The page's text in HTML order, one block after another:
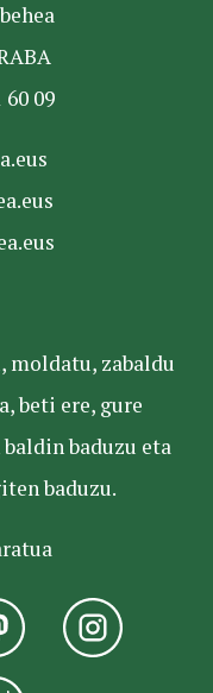
09
moldatu, zabaldu
beti ere, gure
baduzu eta
baduzu.